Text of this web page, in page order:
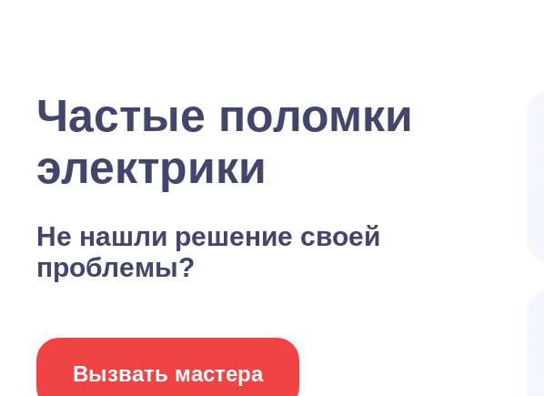
Частые поломки
электрики
Не нашли решение своей
проблемы?
Вызвать мастера